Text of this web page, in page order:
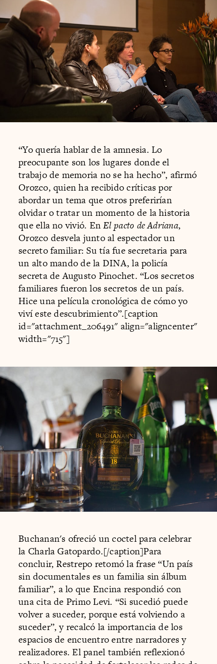
“Yo quería hablar de la amnesia. Lo
preocupante son los lugares donde el
trabajo de memoria no se ha hecho”, afirmó
Orozco, quien ha recibido críticas por
abordar un tema que otros preferirían
olvidar o tratar un momento de la historia
que ella no vivió. EnEl pacto de Adriana,
Orozco desvela junto al espectador un
secreto familiar: Su tía fue secretaria para
un alto mando de la DINA, la policía
secreta de Augusto Pinochet. “Los secretos
familiares fueron los secretos de un país.
Hice una película cronológica de cómo yo
viví este descubrimiento”.[caption
id="attachment_206491" align="aligncenter"
width="715"]
Buchanan's ofreció un coctel para celebrar
la Charla Gatopardo.[/caption]Para
concluir, Restrepo retomó la frase “Un país
sin documentales es un familia sin álbum
familiar”, a lo que Encina respondió con
una cita de Primo Levi. “Si sucedió puede
volver a suceder, porque está volviendo a
suceder”, y recalcó la importancia de los
espacios de encuentro entre narradores y
realizadores. El panel también reflexionó